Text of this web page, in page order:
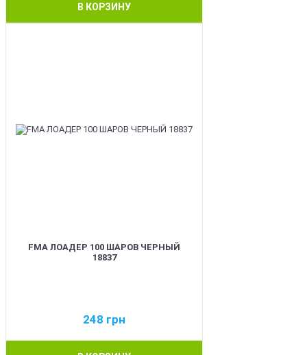
В КОРЗИНУ
FMA ЛОАДЕР 100 ШАРОВ ЧЕРНЫЙ
18837
248 грн